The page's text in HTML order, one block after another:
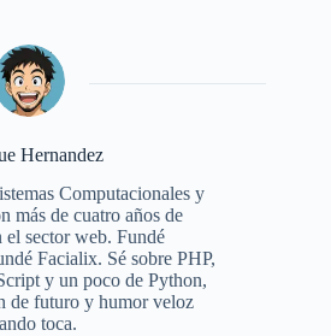
Hernandez
Computacionales y
más de cuatro años de
el sector web. Fundé
Facialix. Sé sobre PHP,
y un poco de Python,
de futuro y humor veloz
toca.